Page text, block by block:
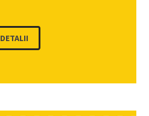
DETALII